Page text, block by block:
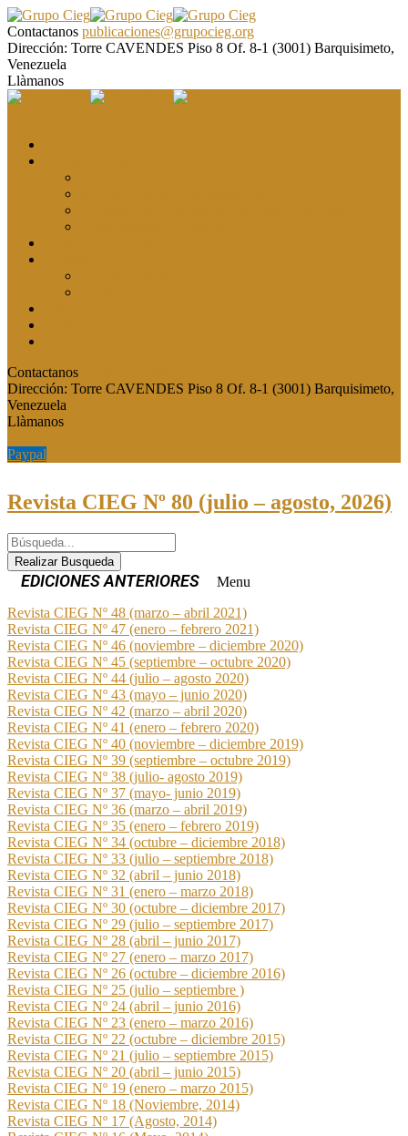
Contactanos publicaciones@grupocieg.org
Dirección: Torre CAVENDES Piso 8 Of. 8-1 (3001) Barquisimeto,
Venezuela
Llàmanos
Contactanos
Dirección: Torre CAVENDES Piso 8 Of. 8-1 (3001) Barquisimeto,
Venezuela
Llàmanos
Paypal
Revista CIEG Nº 80 (julio – agosto, 2026)
Realizar Busqueda
Menu
Revista CIEG Nº 17 (Agosto, 2014)
Revista CIEG Nº 18 (Noviembre, 2014)
Revista CIEG Nº 19 (enero – marzo 2015)
Revista CIEG Nº 20 (abril – junio 2015)
Revista CIEG Nº 21 (julio – septiembre 2015)
Revista CIEG Nº 22 (octubre – diciembre 2015)
Revista CIEG Nº 23 (enero – marzo 2016)
Revista CIEG Nº 24 (abril – junio 2016)
Revista CIEG Nº 25 (julio – septiembre )
Revista CIEG Nº 26 (octubre – diciembre 2016)
Revista CIEG Nº 27 (enero – marzo 2017)
Revista CIEG Nº 28 (abril – junio 2017)
Revista CIEG Nº 29 (julio – septiembre 2017)
Revista CIEG Nº 30 (octubre – diciembre 2017)
Revista CIEG Nº 31 (enero – marzo 2018)
Revista CIEG Nº 32 (abril – junio 2018)
Revista CIEG Nº 33 (julio – septiembre 2018)
Revista CIEG Nº 34 (octubre – diciembre 2018)
Revista CIEG Nº 35 (enero – febrero 2019)
Revista CIEG Nº 36 (marzo – abril 2019)
Revista CIEG Nº 37 (mayo- junio 2019)
Revista CIEG Nº 38 (julio- agosto 2019)
Revista CIEG Nº 39 (septiembre – octubre 2019)
Revista CIEG Nº 40 (noviembre – diciembre 2019)
Revista CIEG Nº 41 (enero – febrero 2020)
Revista CIEG Nº 42 (marzo – abril 2020)
Revista CIEG Nº 43 (mayo – junio 2020)
Revista CIEG Nº 44 (julio – agosto 2020)
Revista CIEG Nº 45 (septiembre – octubre 2020)
Revista CIEG Nº 46 (noviembre – diciembre 2020)
Revista CIEG Nº 47 (enero – febrero 2021)
Revista CIEG Nº 48 (marzo – abril 2021)